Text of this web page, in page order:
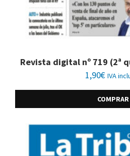
Revista digital nº 719 (2ª
1,90€ IVA
COMPRAR